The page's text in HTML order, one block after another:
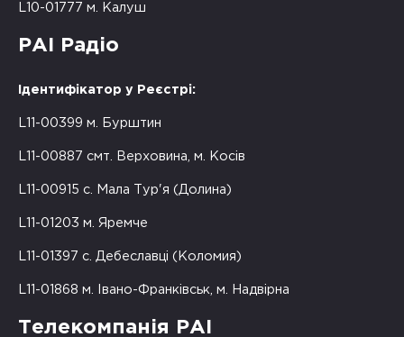
L10-01777 м. Калуш
РАІ Радіо
Ідентифікатор у Реєстрі:
L11-00399 м. Бурштин
L11-00887 смт. Верховина, м. Косів
L11-00915 с. Мала Тур'я (Долина)
L11-01203 м. Яремче
L11-01397 с. Дебеславці (Коломия)
L11-01868 м. Івано-Франківськ, м. Надвірна
Телекомпанія РАІ